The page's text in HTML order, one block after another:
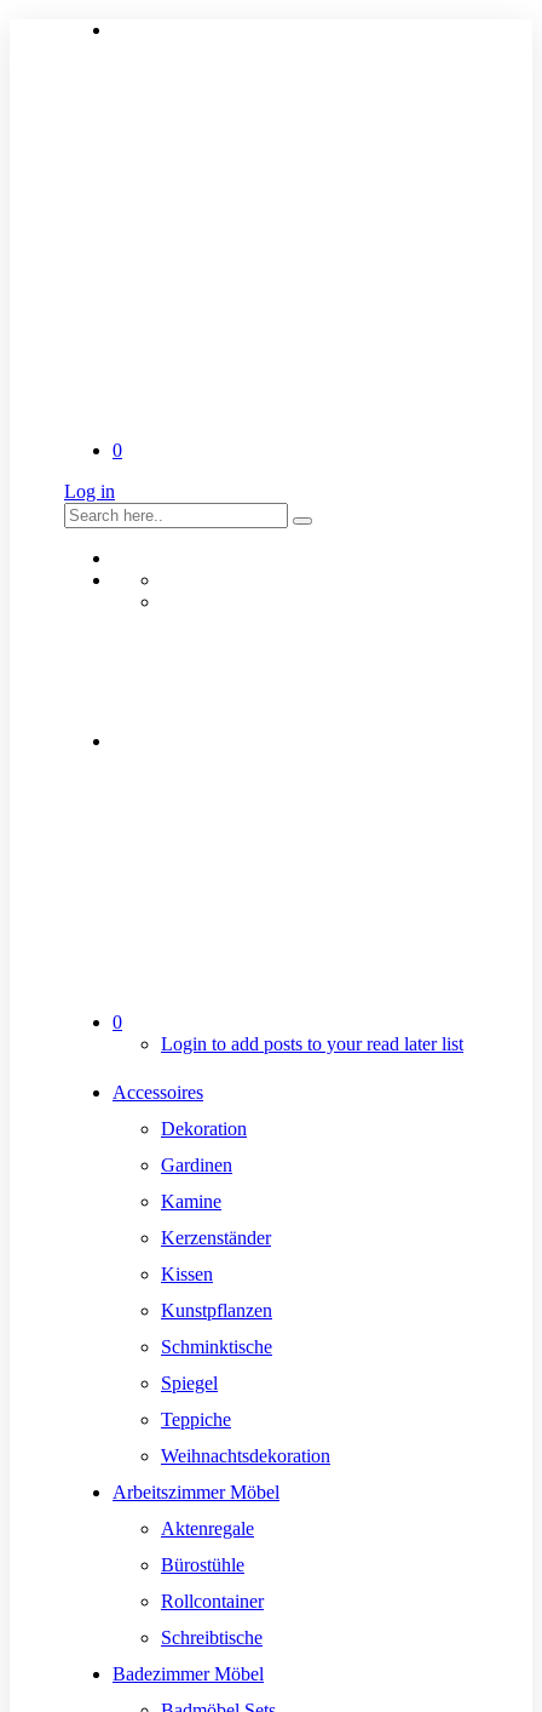
0
Log in
0
Login to add posts to your read later list
Accessoires
Dekoration
Gardinen
Kamine
Kerzenständer
Kissen
Kunstpflanzen
Schminktische
Spiegel
Teppiche
Weihnachtsdekoration
Arbeitszimmer Möbel
Aktenregale
Bürostühle
Rollcontainer
Schreibtische
Badezimmer Möbel